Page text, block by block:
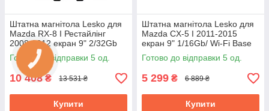
Штатна магнітола Lesko для
Mazda RX-8 I Рестайлінг
2008-2012 екран 9" 2/32Gb
4G Wi-Fi GPS Top Мазда
Готово до відправки 5 од.
10 408₴ 13 531 ₴
Купити
Штатна магнітола Lesko для
Mazda CX-5 I 2011-2015
екран 9" 1/16Gb/ Wi-Fi Base
GPS Android Мазда
Готово до відправки 5 од.
5 299 ₴ 6 889 ₴
Купити